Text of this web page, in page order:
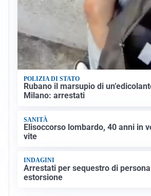
POLIZIA DI STATO
Rubano il marsupio di
Milano: arrestati
SANITÀ
Elisoccorso lombardo, 40 anni in
vite
INDAGINI
Arrestati per sequestro di
estorsione